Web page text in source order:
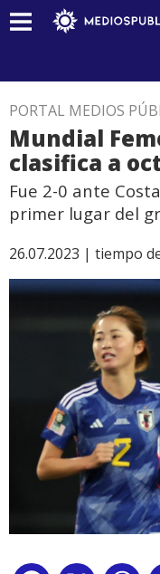
PORTAL MEDIOS
Mundial
clasifica a
Fue 2-0 ante
primer lugar del
26.07.2023 | tiempo